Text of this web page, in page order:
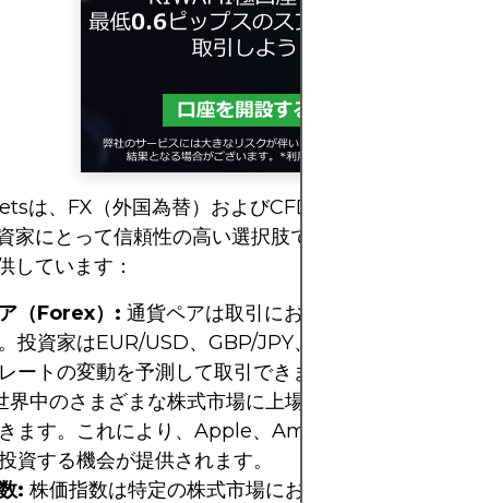
は、FX（外国為替）およびCFD（差金決済取引）
家にとって信頼性の高い選択肢です。以下のような
しています：
（Forex）: 通貨ペアは取引において最も人気のある
投資家はEUR/USD、GBP/JPY、USD/JPYなどの主
ートの変動を予測して取引できます。
界中のさまざまな株式市場に上場している企業の株式
ます。これにより、Apple、Amazon、Microsoftな
資する機会が提供されます。
: 株価指数は特定の株式市場における一群の株式のパ